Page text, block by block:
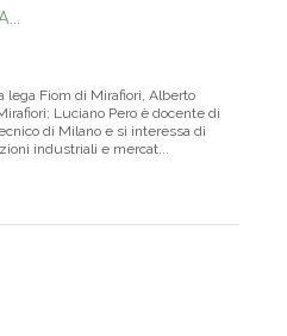
lega Fiom di Mirafiori, Alberto
Luciano Pero è docente di
di Milano e si interessa di
industriali e mercat...